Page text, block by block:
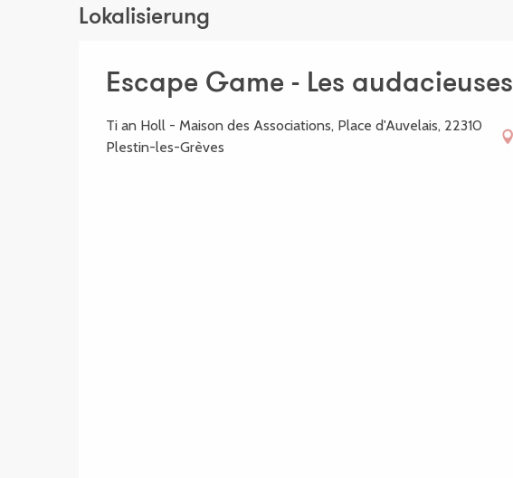
Lokalisierung
Escape Game - Les audacieuses
Ti an Holl - Maison des Associations, Place d'Auvelais, 22310
Plestin-les-Grèves